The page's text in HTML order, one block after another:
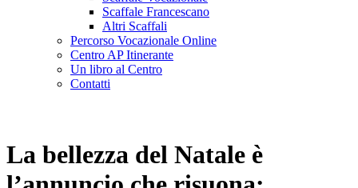
Scaffale Francescano
Altri Scaffali
Percorso Vocazionale Online
Centro AP Itinerante
Un libro al Centro
Contatti
La bellezza del Natale è